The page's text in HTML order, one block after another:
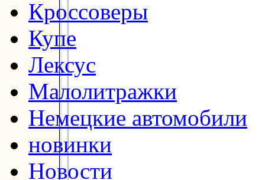
Кроссоверы
Купе
Лексус
Малолитражки
Немецкие автомобили
новинки
Новости